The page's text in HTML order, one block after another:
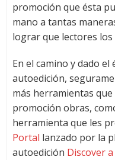
promoción que ésta
mano a tantas
lograr que lectores los
En el camino y dado
autoedición,
más herramientas
promoción obras,
herramienta que les
Portal lanzado por la
autoedición Discover